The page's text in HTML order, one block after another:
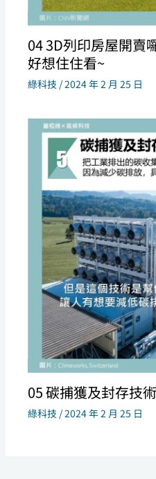
04 3D列印房屋開賣
好想住住看~
綠科技 /2024 年 2 月 25 日
05 碳捕獲及封存技
綠科技 /2024 年 2 月 25 日